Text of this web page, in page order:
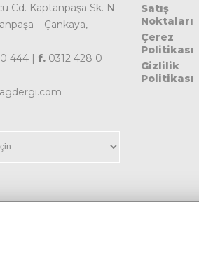
Cd. Kaptanpaşa Sk. N.
– Çankaya,
444 | f. 0312 428 0
Satış
Noktaları
Çerez
Politikası
Gizlilik
Politikası